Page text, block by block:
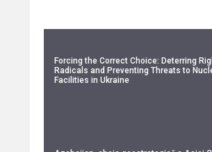
Forcing the Correct Choice: Deterring
Radicals and Preventing Threats to
Facilities in Ukraine